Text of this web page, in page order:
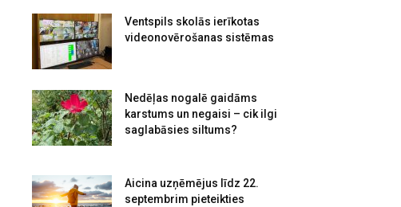
Ventspils skolās ierīkotas
videonovērošanas sistēmas
Nedēļas nogalē gaidāms
karstums un negaisi – cik ilgi
saglabāsies siltums?
Aicina uzņēmējus līdz 22.
septembrim pieteikties